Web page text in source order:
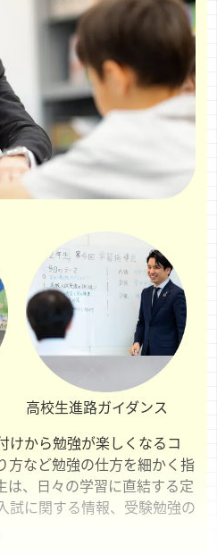
高校生進路ガイダンス
けから勉強が楽しくなるコ
方など勉強の仕方を細かく指
は、日々の学習に直結する定
試に関する情報、受験勉強の